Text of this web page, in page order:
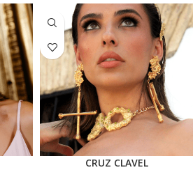
CRUZ CLAVEL